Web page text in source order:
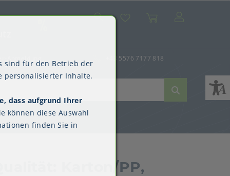
& Reinigung
Kimberly-Clark™
Überschuhe
SucheWunschliste
+43 5576 7177 818
Karton/PP,
sind für den Betrieb der
personalisierter Inhalte.
dass aufgrund Ihrer
können diese Auswahl
finden Sie in